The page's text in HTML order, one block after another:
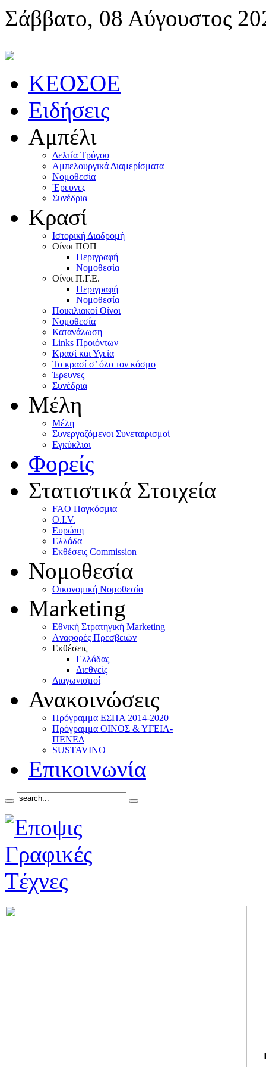
Σάββατο, 08 Αύγουστος
KEOΣOE
Ειδήσεις
Αμπέλι
Δελτία Τρύγου
Αμπελουργικά Διαμερίσματα
Nομοθεσία
'Eρευνες
Συνέδρια
Κρασί
Iστορική Διαδρομή
Oίνοι ΠOΠ
Περιγραφή
Nομοθεσία
Oίνοι Π.Γ.E.
Περιγραφή
Νομοθεσία
Ποικιλιακοί Oίνοι
Nομοθεσία
Κατανάλωση
Links Προιόντων
Κρασί και Υγεία
To κρασί σ’ όλο τον κόσμο
Έρευνες
Συνέδρια
Μέλη
Mέλη
Συνεργαζόμενοι Συνεταιρισμοί
Εγκύκλιοι
Φορείς
Στατιστικά Στοιχεία
FAO Παγκόσμια
O.I.V.
Ευρώπη
Ελλάδα
Eκθέσεις Commission
Νομοθεσία
Οικονομική Νομοθεσία
Marketing
Eθνική Στρατηγική Marketing
Aναφορές Πρεσβειών
Eκθέσεις
Eλλάδας
Διεθνείς
Διαγωνισμοί
Ανακοινώσεις
Πρόγραμμα ΕΣΠΑ 2014-2020
Πρόγραμμα ΟΙΝΟΣ & ΥΓΕΙΑ-
ΠΕΝΕΔ
SUSTAVINO
Επικοινωνία